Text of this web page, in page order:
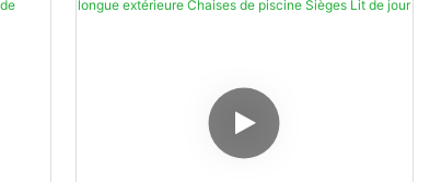
Bronzage Meubles D'hôtel